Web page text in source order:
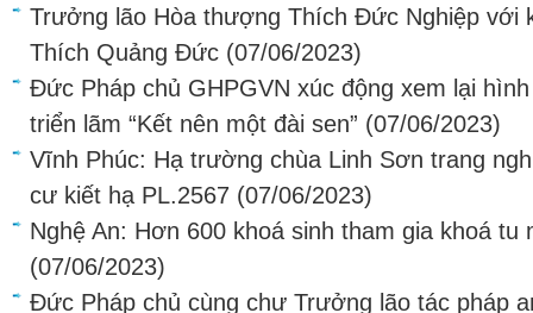
Trưởng lão Hòa thượng Thích Đức Nghiệp với
Thích Quảng Đức (07/06/2023)
Đức Pháp chủ GHPGVN xúc động xem lại
triển lãm “Kết nên một đài sen” (07/06/2023)
Vĩnh Phúc: Hạ trường chùa Linh Sơn trang
cư kiết hạ PL.2567 (07/06/2023)
Nghệ An: Hơn 600 khoá sinh tham gia khoá tu
(07/06/2023)
Đức Pháp chủ cùng chư Trưởng lão tác pháp